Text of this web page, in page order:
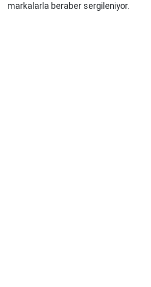
markalarla beraber sergileniyor.